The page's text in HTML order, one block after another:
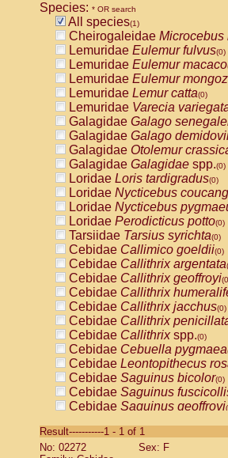
Species: * OR search
All species(1)
Cheirogaleidae Microcebus
Lemuridae Eulemur fulvus(0)
Lemuridae Eulemur macaco
Lemuridae Eulemur mongoz
Lemuridae Lemur catta(0)
Lemuridae Varecia
Galagidae Galago
Galagidae Galago
Galagidae Otolemur
Galagidae Galagidae spp.(0)
Loridae Loris tardigradus(0)
Loridae Nycticebus coucang
Loridae Nycticebus
Loridae Perodicticus potto(0)
Tarsiidae Tarsius syrichta(0)
Cebidae Callimico goeldii(0)
Cebidae Callithrix argentata
Cebidae Callithrix geoffroyi
Cebidae Callithrix
Cebidae Callithrix jacchus(0)
Cebidae Callithrix
Cebidae Callithrixspp.(0)
Cebidae Cebuella pygmaea
Cebidae Leontopithecus
Cebidae Saguinus bicolor(0)
Cebidae Saguinus
Cebidae Saguinus geoffroyi
CebidaeSaguinus labiatus
Cebidae Saguinus leucopus
Result-----------1 - 1 of 1
No: 02272
Sex: F